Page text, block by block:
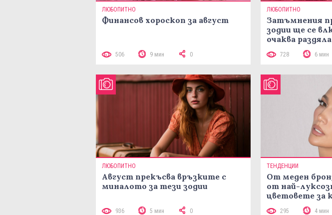
ЛЮБОПИТНО
Финансов хороскоп за август
506 9 мин 0
ЛЮБОПИТНО
Затъмнения
зодии ще се
очаква раздяла
728 6 мин
ЛЮБОПИТНО
Август прекъсва връзките с
миналото за тези зодии
936 5 мин 0
ТЕНДЕНЦИИ
От меден
от най-
цветовете за
295 4 мин